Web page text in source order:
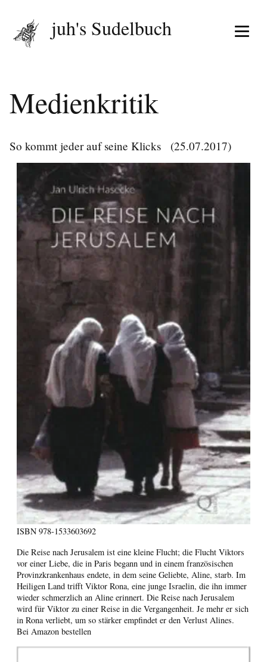
Menü
juh's Sudelbuch
Medienkritik
So kommt jeder auf seine Klicks (25.07.2017)
ISBN 978-1533603692
Die Reise nach Jerusalem ist eine kleine Flucht; die Flucht Viktors
vor einer Liebe, die in Paris begann und in einem französischen
Provinzkrankenhaus endete, in dem seine Geliebte, Aline, starb. Im
Heiligen Land trifft Viktor Rona, eine junge Israelin, die ihn immer
wieder schmerzlich an Aline erinnert. Die Reise nach Jerusalem
wird für Viktor zu einer Reise in die Vergangenheit. Je mehr er sich
in Rona verliebt, um so stärker empfindet er den Verlust Alines.
Bei Amazon bestellen